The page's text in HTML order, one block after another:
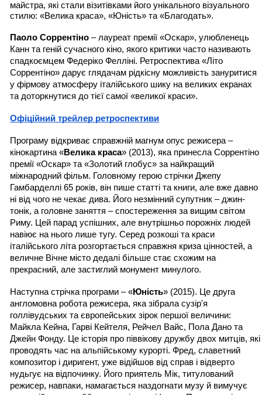
майстра, які стали візитівками його унікального візуального
стилю: «Велика краса», «Юність» та «Благодать».
Паоло Соррентіно – лауреат премії «Оскар», улюбленець
Канн та геній сучасного кіно, якого критики часто називають
спадкоємцем Федеріко Фелліні. Ретроспектива «Літо
Соррентіно» дарує глядачам рідкісну можливість зануритися
у фірмову атмосферу італійського шику на великих екранах
та доторкнутися до тієї самої «великої краси».
Офіційний трейлер ретроспективи
Програму відкриває справжній магнум опус режисера –
кінокартина «Велика краса» (2013), яка принесла Соррентіно
премії «Оскар» та «Золотий глобус» за найкращий
міжнародний фільм. Головному герою стрічки Джепу
Гамбарделлі 65 років, він пише статті та книги, але вже давно
ні від чого не чекає дива. Його незмінний супутник – джин-
тонік, а головне заняття – спостереження за вищим світом
Риму. Цей парад успішних, але внутрішньо порожніх людей
навіює на нього лише тугу. Серед розкоші та краси
італійського літа розгортається справжня криза цінностей, а
величне Вічне місто дедалі більше стає схожим на
прекрасний, але застиглий монумент минулого.
Наступна стрічка програми – «Юність» (2015). Це друга
англомовна робота режисера, яка зібрала сузір'я
голлівудських та європейських зірок першої величини:
Майкла Кейна, Гарві Кейтеля, Рейчел Вайс, Пола Дано та
Джейн Фонду. Це історія про піввікову дружбу двох митців, які
проводять час на альпійському курорті. Фред, славетний
композитор і диригент, уже відійшов від справ і відверто
нудьгує на відпочинку. Його приятель Мік, титулований
режисер, навпаки, намагається наздогнати музу й вимучує